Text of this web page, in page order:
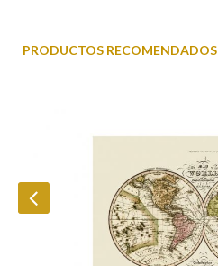
PRODUCTOS RECOMENDADOS